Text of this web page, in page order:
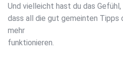
Und vielleicht hast du das Gefühl,
dass all die gut gemeinten Tipps
mehr
funktionieren.